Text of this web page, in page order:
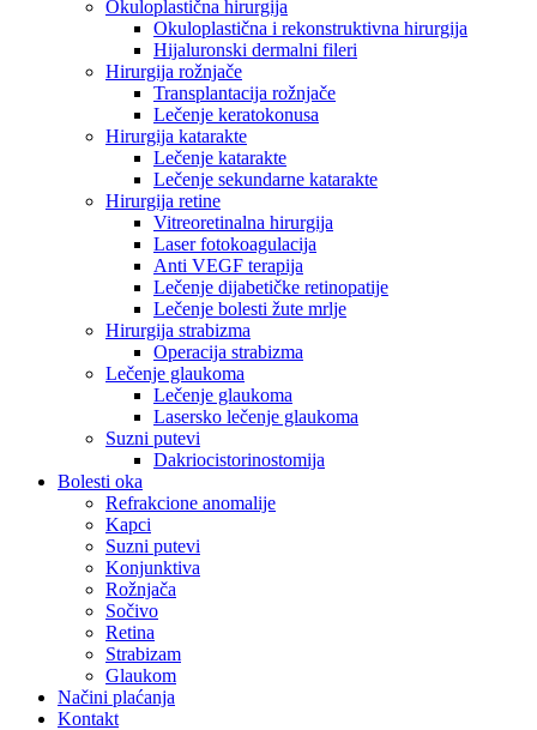
Okuloplastična hirurgija
Okuloplastična i rekonstruktivna hirurgija
Hijaluronski dermalni fileri
Hirurgija rožnjače
Transplantacija rožnjače
Lečenje keratokonusa
Hirurgija katarakte
Lečenje katarakte
Lečenje sekundarne katarakte
Hirurgija retine
Vitreoretinalna hirurgija
Laser fotokoagulacija
Anti VEGF terapija
Lečenje dijabetičke retinopatije
Lečenje bolesti žute mrlje
Hirurgija strabizma
Operacija strabizma
Lečenje glaukoma
Lečenje glaukoma
Lasersko lečenje glaukoma
Suzni putevi
Dakriocistorinostomija
Bolesti oka
Refrakcione anomalije
Kapci
Suzni putevi
Konjunktiva
Rožnjača
Sočivo
Retina
Strabizam
Glaukom
Načini plaćanja
Kontakt